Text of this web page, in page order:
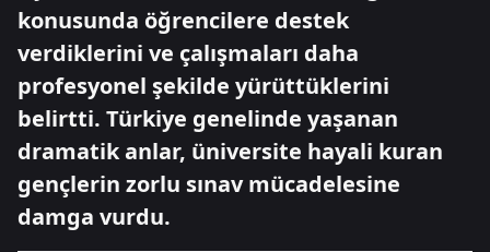
konusunda öğrencilere destek
verdiklerini ve çalışmaları daha
profesyonel şekilde yürüttüklerini
belirtti. Türkiye genelinde yaşanan
dramatik anlar, üniversite hayali kuran
gençlerin zorlu sınav mücadelesine
damga vurdu.